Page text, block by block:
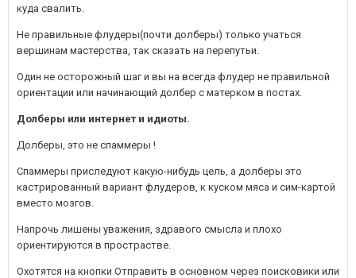
куда свалить.
Не правильные флудеры(почти долберы) только учаться
вершинам мастерства, так сказать на перепутьи.
Один не осторожный шаг и вы на всегда флудер не правильной
ориентации или начинающий долбер с матерком в постах.
Долберы или интернет и идиоты.
Долберы, это не спаммеры !
Спаммеры приследуют какую-нибудь цель, а долберы это
кастрированный вариант флудеров, к куском мяса и сим-картой
вместо мозгов.
Напрочь лишены уважения, здравого смысла и плохо
ориентируются в прострастве.
Охотятся на кнопки Отправить в основном через поисковики или